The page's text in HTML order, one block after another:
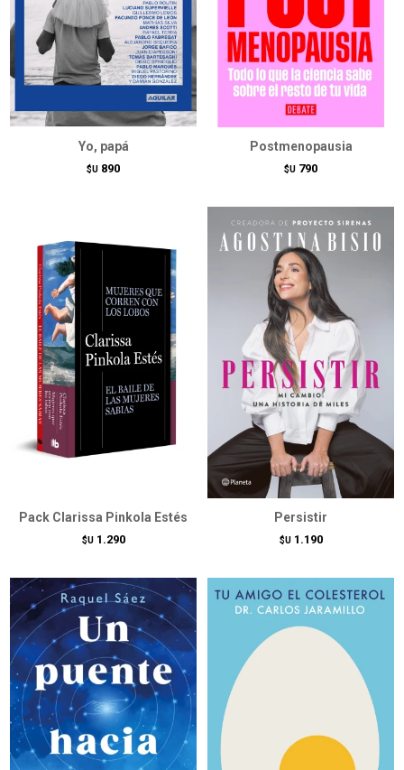
Yo, papá
$U 890
Postmenopausia
$U 790
Pack Clarissa Pinkola Estés
$U 1.290
Persistir
$U 1.190